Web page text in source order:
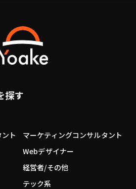
探す
ト
マーケティングコンサルタント
Webデザイナー
経営者/その他
テック系